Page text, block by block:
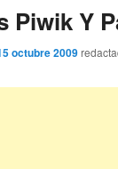
Piwik Y
octubre 2009